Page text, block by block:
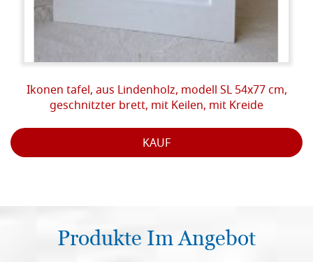
Ikonen tafel, aus Lindenholz, modell SL 54x77 cm,
geschnitzter brett, mit Keilen, mit Kreide
KAUF
Produkte Im Angebot